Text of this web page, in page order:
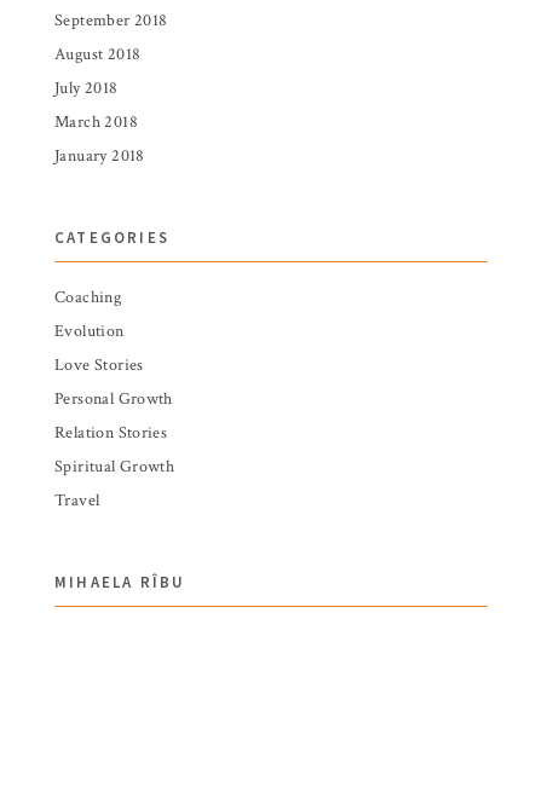
September 2018
August 2018
July 2018
March 2018
January 2018
CATEGORIES
Coaching
Evolution
Love Stories
Personal Growth
Relation Stories
Spiritual Growth
Travel
MIHAELA RÎBU